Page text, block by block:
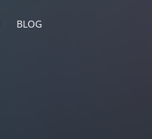
BLOG